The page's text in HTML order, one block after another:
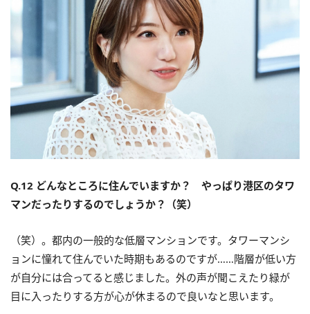
Q.12 どんなところに住んでいますか？ やっぱり港区のタワ
マンだったりするのでしょうか？（笑）
（笑）。都内の一般的な低層マンションです。タワーマンシ
ョンに憧れて住んでいた時期もあるのですが……階層が低い方
が自分には合ってると感じました。外の声が聞こえたり緑が
目に入ったりする方が心が休まるので良いなと思います。